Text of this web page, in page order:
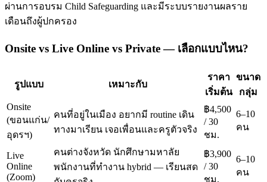
ผ่านการอบรม Child Safeguarding และมีระบบรายงานผลราย
เดือนถึงผู้ปกครอง
Onsite vs Live Online vs Private — เลือกแบบไหน?
รูปแบบ เหมาะกับ
ราคา
เริ่มต้น
ขนาด
กลุ่ม
Onsite
(ขอนแก่น/
อุดรฯ)
คนที่อยู่ในเมือง อยากมี routine เดิน
ทางมาเรียน เจอเพื่อนและครูตัวจริง
฿4,500
/ 30
ชม.
6–10
คน
Live
Online
(Zoom)
คนต่างจังหวัด นักศึกษามหาลัย
พนักงานที่ทำงาน hybrid — เรียนสด
฿3,900
/ 30
ชม.
6–10
คน